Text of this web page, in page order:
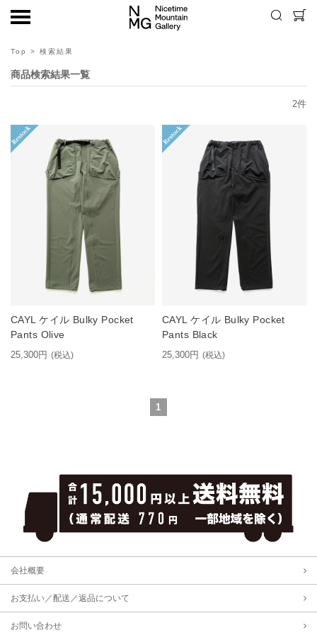
Top > 検索結果
商品検索結果一覧
2件
CAYL ケイル Bulky Pocket
Pants Olive
25,300円 (税込)
CAYL ケイル Bulky Pocket
Pants Black
25,300円 (税込)
1
会社概要
お支払い／配送／返品について
お問い合わせ